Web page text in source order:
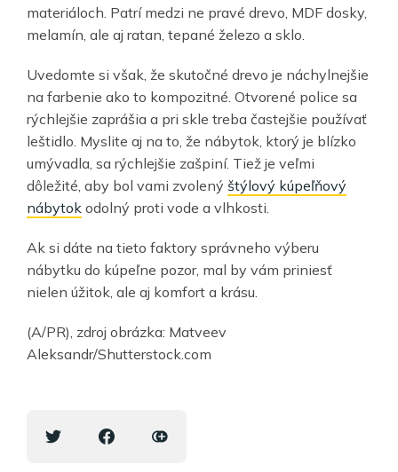
materiáloch. Patrí medzi ne pravé drevo, MDF dosky,
melamín, ale aj ratan, tepané železo a sklo.
Uvedomte si však, že skutočné drevo je náchylnejšie
na farbenie ako to kompozitné. Otvorené police sa
rýchlejšie zaprášia a pri skle treba častejšie používať
leštidlo. Myslite aj na to, že nábytok, ktorý je blízko
umývadla, sa rýchlejšie zašpiní. Tiež je veľmi
dôležité, aby bol vami zvolený štýlový kúpeľňový
nábytok odolný proti vode a vlhkosti.
Ak si dáte na tieto faktory správneho výberu
nábytku do kúpeľne pozor, mal by vám priniesť
nielen úžitok, ale aj komfort a krásu.
(A/PR), zdroj obrázka: Matveev
Aleksandr/Shutterstock.com